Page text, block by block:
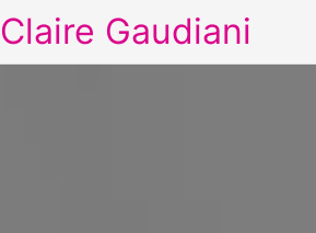
Claire Gaudiani